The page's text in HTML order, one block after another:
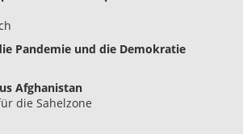
Pandemie und die Demokratie
Afghanistan
die Sahelzone